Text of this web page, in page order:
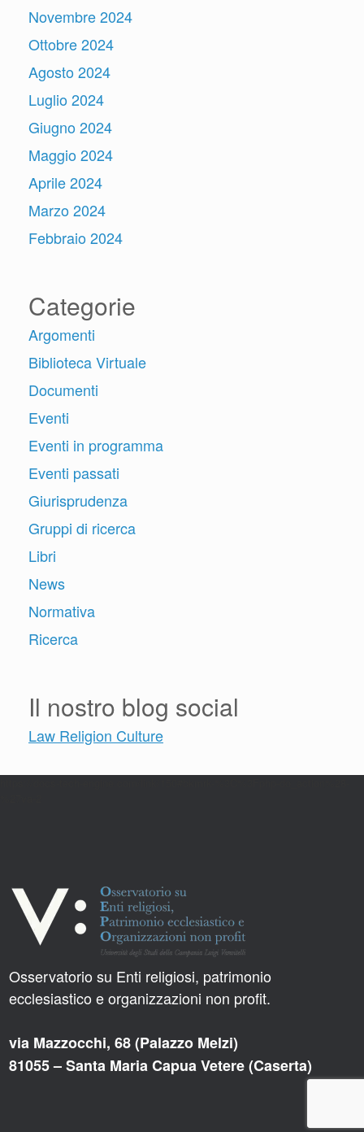
Novembre 2024
Ottobre 2024
Agosto 2024
Luglio 2024
Giugno 2024
Maggio 2024
Aprile 2024
Marzo 2024
Febbraio 2024
Categorie
Argomenti
Biblioteca Virtuale
Documenti
Eventi
Eventi in programma
Eventi passati
Giurisprudenza
Gruppi di ricerca
Libri
News
Normativa
Ricerca
Il nostro blog social
Law Religion Culture
Osservatorio su Enti religiosi, patrimonio
ecclesiastico e organizzazioni non profit.
via Mazzocchi, 68 (Palazzo Melzi)
81055 – Santa Maria Capua Vetere (Caserta)